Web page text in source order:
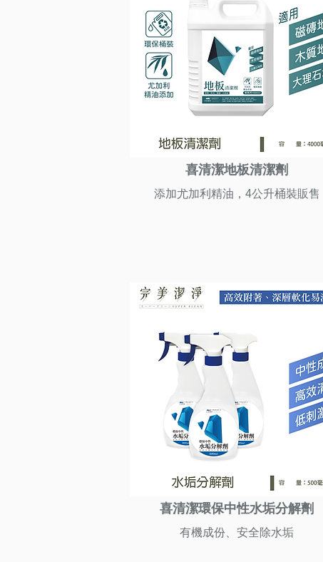
喜清潔地板清潔劑
添加尤加利精油，4公升桶裝販售
喜清潔環保中性水垢分解劑
有機成份、安全除水垢